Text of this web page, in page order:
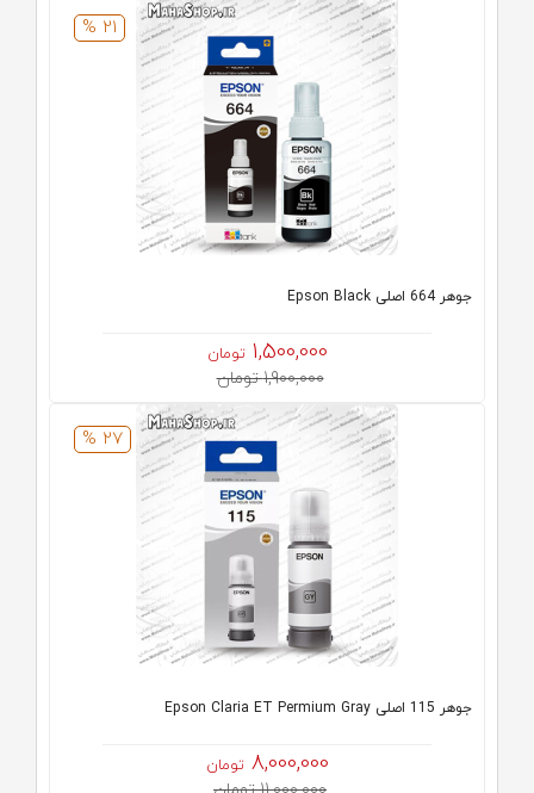
21 %
جوهر 664 اصلی Epson Black
1,500,000 تومان
1,900,000 تومان
27 %
جوهر 115 اصلی Epson Claria ET Permium Gray
8,000,000 تومان